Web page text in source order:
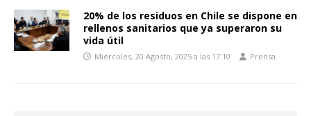
20% de los residuos en Chile se dispone en
rellenos sanitarios que ya superaron su
vida útil
Miércoles, 20 Agosto, 2025 a las 17:10 Prensa